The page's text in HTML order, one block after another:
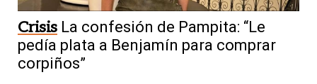
Crisis La confesión de Pampita: “Le
pedía plata a Benjamín para comprar
corpiños”